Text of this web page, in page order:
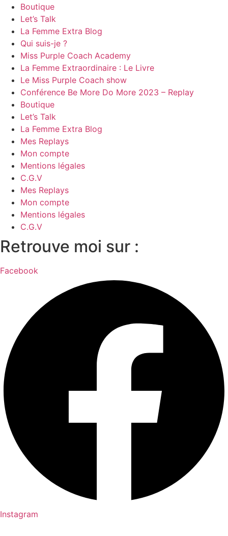
Boutique
Let’s Talk
La Femme Extra Blog
Qui suis-je ?
Miss Purple Coach Academy
La Femme Extraordinaire : Le Livre
Le Miss Purple Coach show
Conférence Be More Do More 2023 – Replay
Boutique
Let’s Talk
La Femme Extra Blog
Mes Replays
Mon compte
Mentions légales
C.G.V
Mes Replays
Mon compte
Mentions légales
C.G.V
Retrouve moi sur :
Facebook
Instagram